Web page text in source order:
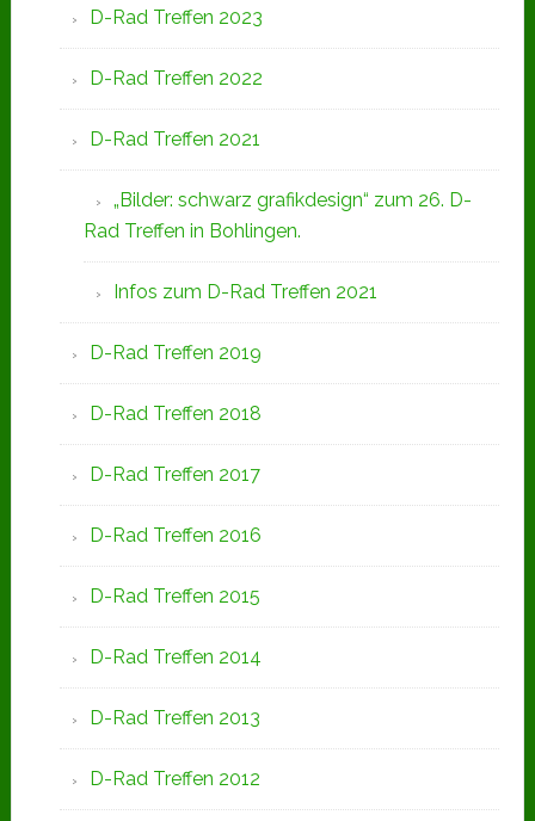
D-Rad Treffen 2023
D-Rad Treffen 2022
D-Rad Treffen 2021
„Bilder: schwarz grafikdesign“ zum 26. D-
Rad Treffen in Bohlingen.
Infos zum D-Rad Treffen 2021
D-Rad Treffen 2019
D-Rad Treffen 2018
D-Rad Treffen 2017
D-Rad Treffen 2016
D-Rad Treffen 2015
D-Rad Treffen 2014
D-Rad Treffen 2013
D-Rad Treffen 2012